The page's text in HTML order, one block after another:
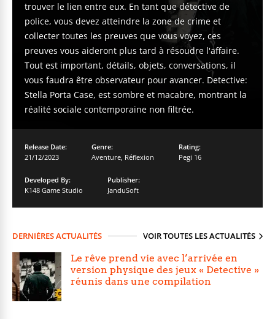
trouver le lien entre eux. En tant que détective de
police, vous devez atteindre la zone de crime et
collecter toutes les preuves que vous voyez, ces
preuves vous aideront plus tard à résoudre l'affaire.
Tout est important, détails, objets, conversations, il
vous faudra être observateur pour avancer. Detective:
Stella Porta Case, est sombre et macabre, montrant la
réalité sociale contemporaine non filtrée.
Release Date:
21/12/2023
Genre:
Aventure, Réflexion
Rating:
Pegi 16
Developed By:
K148 Game Studio
Publisher:
JanduSoft
DERNIÈRES ACTUALITÉS VOIR TOUTES LES ACTUALITÉS
Le rêve prend vie avec l’arrivée en
version physique des jeux « Detective »
réunis dans une compilation